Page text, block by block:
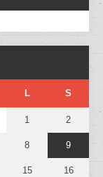
L S
1 2
8 9
15 16